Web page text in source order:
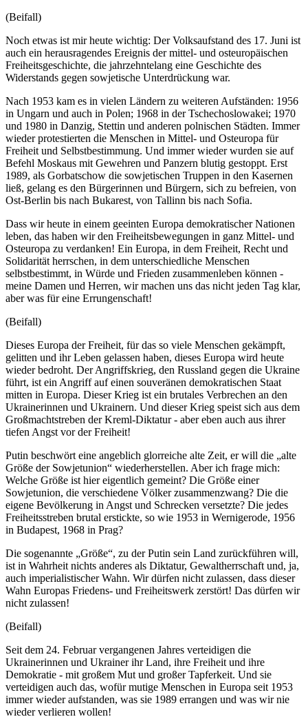
(Beifall)
Noch etwas ist mir heute wichtig: Der Volksaufstand des 17. Juni ist
auch ein herausragendes Ereignis der mittel- und osteuropäischen
Freiheitsgeschichte, die jahrzehntelang eine Geschichte des
Widerstands gegen sowjetische Unterdrückung war.
Nach 1953 kam es in vielen Ländern zu weiteren Aufständen: 1956
in Ungarn und auch in Polen; 1968 in der Tschechoslowakei; 1970
und 1980 in Danzig, Stettin und anderen polnischen Städten. Immer
wieder protestierten die Menschen in Mittel- und Osteuropa für
Freiheit und Selbstbestimmung. Und immer wieder wurden sie auf
Befehl Moskaus mit Gewehren und Panzern blutig gestoppt. Erst
1989, als Gorbatschow die sowjetischen Truppen in den Kasernen
ließ, gelang es den Bürgerinnen und Bürgern, sich zu befreien, von
Ost-Berlin bis nach Bukarest, von Tallinn bis nach Sofia.
Dass wir heute in einem geeinten Europa demokratischer Nationen
leben, das haben wir den Freiheitsbewegungen in ganz Mittel- und
Osteuropa zu verdanken! Ein Europa, in dem Freiheit, Recht und
Solidarität herrschen, in dem unterschiedliche Menschen
selbstbestimmt, in Würde und Frieden zusammenleben können -
meine Damen und Herren, wir machen uns das nicht jeden Tag klar,
aber was für eine Errungenschaft!
(Beifall)
Dieses Europa der Freiheit, für das so viele Menschen gekämpft,
gelitten und ihr Leben gelassen haben, dieses Europa wird heute
wieder bedroht. Der Angriffskrieg, den Russland gegen die Ukraine
führt, ist ein Angriff auf einen souveränen demokratischen Staat
mitten in Europa. Dieser Krieg ist ein brutales Verbrechen an den
Ukrainerinnen und Ukrainern. Und dieser Krieg speist sich aus dem
Großmachtstreben der Kreml-Diktatur - aber eben auch aus ihrer
tiefen Angst vor der Freiheit!
Putin beschwört eine angeblich glorreiche alte Zeit, er will die „alte
Größe der Sowjetunion“ wiederherstellen. Aber ich frage mich:
Welche Größe ist hier eigentlich gemeint? Die Größe einer
Sowjetunion, die verschiedene Völker zusammenzwang? Die die
eigene Bevölkerung in Angst und Schrecken versetzte? Die jedes
Freiheitsstreben brutal erstickte, so wie 1953 in Wernigerode, 1956
in Budapest, 1968 in Prag?
Die sogenannte „Größe“, zu der Putin sein Land zurückführen will,
ist in Wahrheit nichts anderes als Diktatur, Gewaltherrschaft und, ja,
auch imperialistischer Wahn. Wir dürfen nicht zulassen, dass dieser
Wahn Europas Friedens- und Freiheitswerk zerstört! Das dürfen wir
nicht zulassen!
(Beifall)
Seit dem 24. Februar vergangenen Jahres verteidigen die
Ukrainerinnen und Ukrainer ihr Land, ihre Freiheit und ihre
Demokratie - mit großem Mut und großer Tapferkeit. Und sie
verteidigen auch das, wofür mutige Menschen in Europa seit 1953
immer wieder aufstanden, was sie 1989 errangen und was wir nie
wieder verlieren wollen!